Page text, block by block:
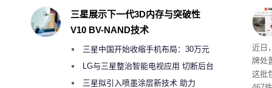
近日
牌处
这批
三星展示下一代3D内存与突破性
V10 BV-NAND技术
三星中国开始收缩手机布局：30万元
月销售额不达标门店 将被逐步清退
LG与三星整治智能电视应用 切断后台
偷偷共享带宽的违规行为
三星拟引入喷墨涂层新技术 助力